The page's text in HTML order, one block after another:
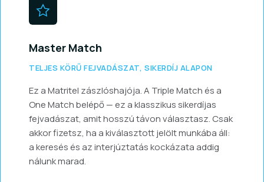
Master Match
TELJES KÖRŰ FEJVADÁSZAT, SIKERDÍJ ALAPON
Ez a Matritel zászlóshajója. A Triple Match és a
One Match belépő — ez a klasszikus sikerdíjas
fejvadászat, amit hosszú távon választasz. Csak
akkor fizetsz, ha a kiválasztott jelölt munkába áll:
a keresés és az interjúztatás kockázata addig
nálunk marad.